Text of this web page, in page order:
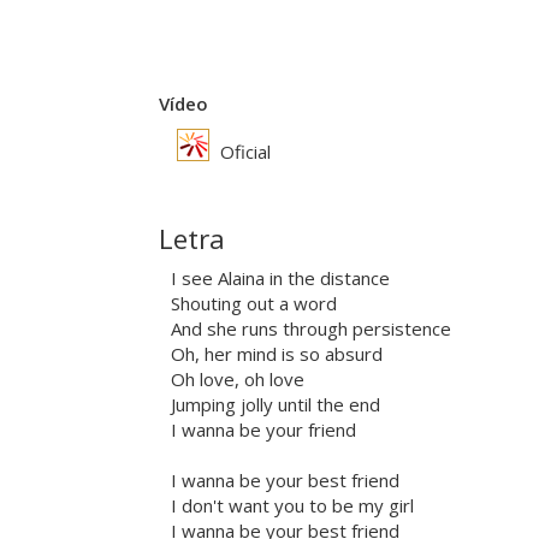
Vídeo
Oficial
Letra
I see Alaina in the distance
Shouting out a word
And she runs through persistence
Oh, her mind is so absurd
Oh love, oh love
Jumping jolly until the end
I wanna be your friend
I wanna be your best friend
I don't want you to be my girl
I wanna be your best friend